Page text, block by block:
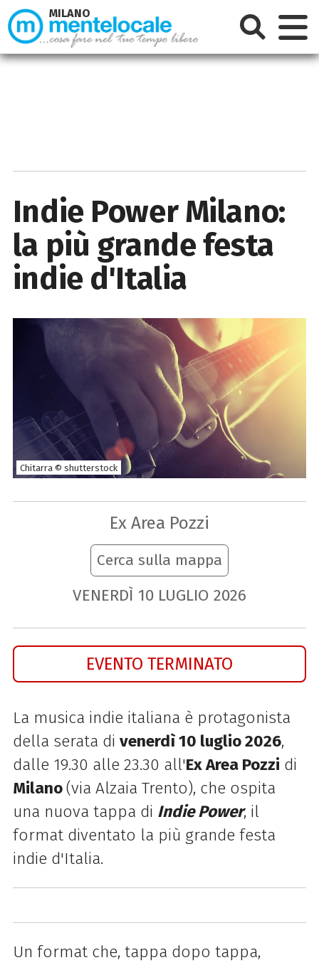
Indie Power Milano:
la più grande festa
indie d'Italia
Chitarra © shutterstock
Ex Area Pozzi
Cerca sulla mappa
VENERDÌ 10 LUGLIO 2026
EVENTO TERMINATO
La musica indie italiana è protagonista
della serata di venerdì 10 luglio 2026,
dalle 19.30 alle 23.30 all'Ex Area Pozzi di
Milano(via Alzaia Trento), che ospita
una nuova tappa di Indie Power, il
format diventato la più grande festa
indie d'Italia.
Un format che, tappa dopo tappa,
MILANO